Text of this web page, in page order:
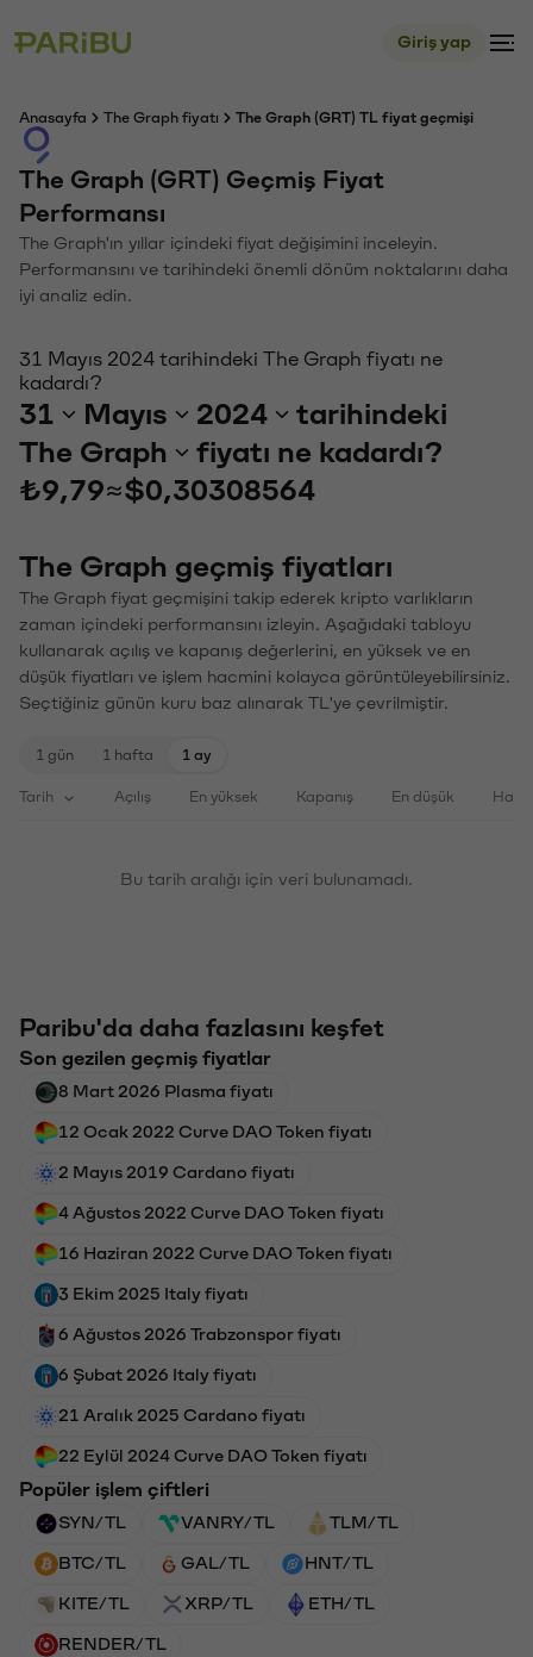
Giriş yap
Anasayfa The Graph fiyatı The Graph (GRT) TL fiyat geçmişi
The Graph (GRT) Geçmiş Fiyat
Performansı
The Graph'ın yıllar içindeki fiyat değişimini inceleyin.
Performansını ve tarihindeki önemli dönüm noktalarını daha
iyi analiz edin.
31 Mayıs 2024 tarihindeki The Graph fiyatı ne
kadardı?
31 Mayıs 2024
tarihindeki
The Graph
fiyatı ne kadardı?
₺9,79≈$0,30308564
The Graph geçmiş fiyatları
The Graph fiyat geçmişini takip ederek kripto varlıkların
zaman içindeki performansını izleyin. Aşağıdaki tabloyu
kullanarak açılış ve kapanış değerlerini, en yüksek ve en
düşük fiyatları ve işlem hacmini kolayca görüntüleyebilirsiniz.
Seçtiğiniz günün kuru baz alınarak TL'ye çevrilmiştir.
1 gün 1 hafta 1 ay
Tarih Açılış En yüksek Kapanış En düşük
Bu tarih aralığı için veri bulunamadı.
Paribu'da daha fazlasını keşfet
Son gezilen geçmiş fiyatlar
8 Mart 2026 Plasma fiyatı
12 Ocak 2022 Curve DAO Token fiyatı
2 Mayıs 2019 Cardano fiyatı
4 Ağustos 2022 Curve DAO Token fiyatı
16 Haziran 2022 Curve DAO Token fiyatı
3 Ekim 2025 Italy fiyatı
6 Ağustos 2026 Trabzonspor fiyatı
6 Şubat 2026 Italy fiyatı
21 Aralık 2025 Cardano fiyatı
22 Eylül 2024 Curve DAO Token fiyatı
Popüler işlem çiftleri
SYN/TL VANRY/TL TLM/TL
BTC/TL GAL/TL HNT/TL
KITE/TL XRP/TL ETH/TL
RENDER/TL